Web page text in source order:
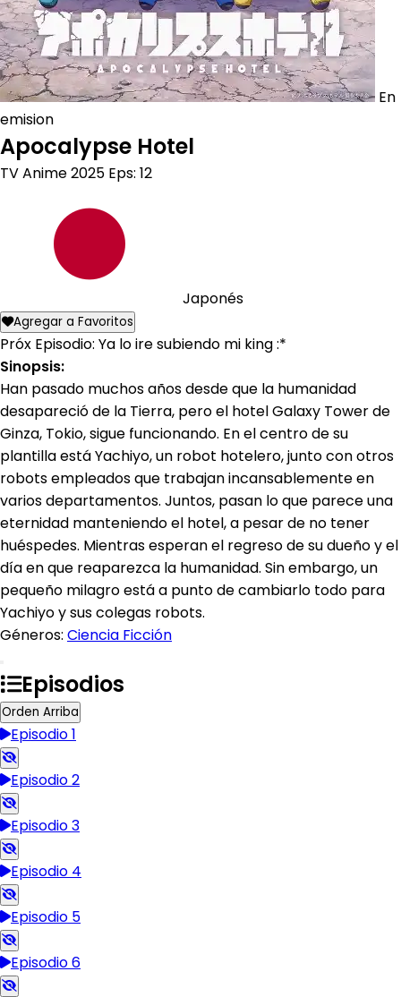
En
emision
Apocalypse Hotel
TV Anime2025 Eps: 12
Japonés
Agregar a Favoritos
Próx Episodio: Ya lo ire subiendo mi king :*
Sinopsis:
Han pasado muchos años desde que la humanidad
desapareció de la Tierra, pero el hotel Galaxy Tower de
Ginza, Tokio, sigue funcionando. En el centro de su
plantilla está Yachiyo, un robot hotelero, junto con otros
robots empleados que trabajan incansablemente en
varios departamentos. Juntos, pasan lo que parece una
eternidad manteniendo el hotel, a pesar de no tener
huéspedes. Mientras esperan el regreso de su dueño y el
día en que reaparezca la humanidad. Sin embargo, un
pequeño milagro está a punto de cambiarlo todo para
Yachiyo y sus colegas robots.
Géneros: Ciencia Ficción
Episodios
Orden Arriba
Episodio 1
Episodio 2
Episodio 3
Episodio 4
Episodio 5
Episodio 6